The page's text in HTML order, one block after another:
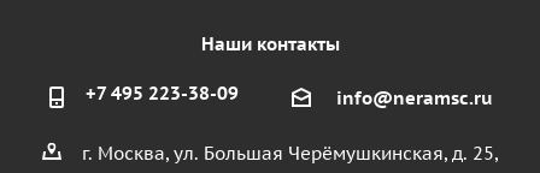
Наши контакты
+7 495 223-38-09 info@neramsc.ru
г. Москва, ул. Большая Черёмушкинская, д. 25,